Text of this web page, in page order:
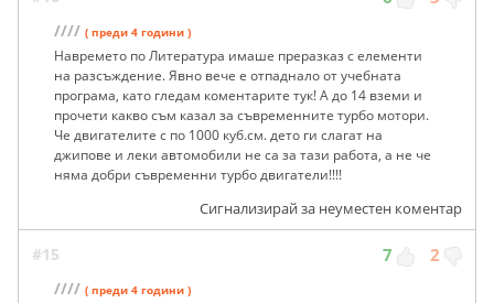
//// ( преди 4 години )
Навремето по Литература имаше преразказ с елементи
на разсъждение. Явно вече е отпаднало от учебната
програма, като гледам коментарите тук! А до 14 вземи и
прочети какво съм казал за съвременните турбо мотори.
Че двигателите с по 1000 куб.см. дето ги слагат на
джипове и леки автомобили не са за тази работа, а не че
няма добри съвременни турбо двигатели!!!!
Сигнализирай за неуместен коментар
#15 7 2
//// ( преди 4 години )